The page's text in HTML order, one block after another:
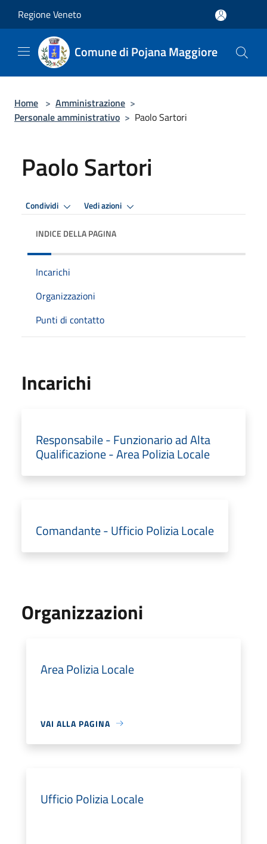
Regione Veneto
Comune di Pojana Maggiore
Home > Amministrazione >
Personale amministrativo > Paolo Sartori
Paolo Sartori
Condividi Vedi azioni
INDICE DELLA PAGINA
Incarichi
Organizzazioni
Punti di contatto
Incarichi
Responsabile - Funzionario ad Alta
Qualificazione - Area Polizia Locale
Comandante - Ufficio Polizia Locale
Organizzazioni
Area Polizia Locale
VAI ALLA PAGINA
Ufficio Polizia Locale